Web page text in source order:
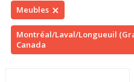
Meubles
Montréal/Laval/Longueuil
Canada